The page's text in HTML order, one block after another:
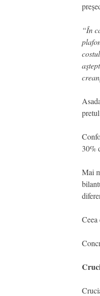
“În
30%
Mai